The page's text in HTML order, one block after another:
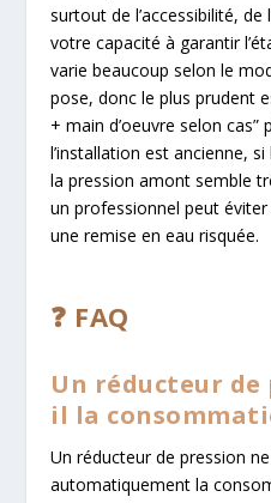
surtout de l’accessibilité, de
votre capacité à garantir
varie beaucoup selon le
pose, donc le plus prudent
+ main d’oeuvre selon cas”
l’installation est ancienne,
la pression amont semble
un professionnel peut
une remise en eau risquée.
❓ FAQ
Un réducteur
il la
Un réducteur de pression
automatiquement la